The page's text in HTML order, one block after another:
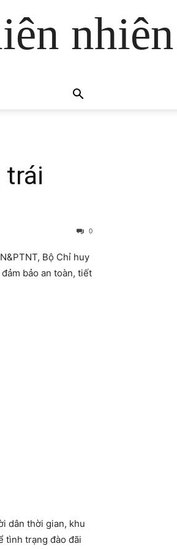
nhiên
trái
0
Bộ Chỉ huy
bảo an toàn, tiết
dân thời gian, khu
tình trạng đào đãi